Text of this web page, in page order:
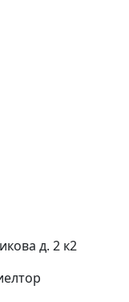
д. 2 к2